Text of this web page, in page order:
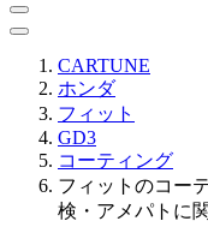
CARTUNE
ホンダ
フィット
GD3
コーティング
フィットのコー
検・アメパトに